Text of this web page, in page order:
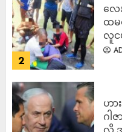
2
လေ
ထမ
လူင
ဟာ
ဂါ